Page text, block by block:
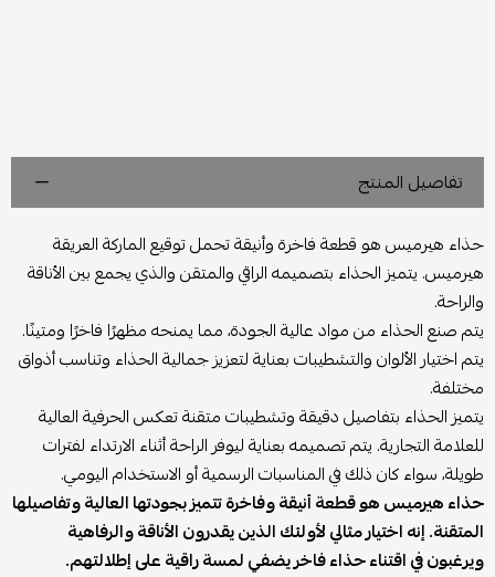
تفاصيل المنتج
حذاء هيرميس هو قطعة فاخرة وأنيقة تحمل توقيع الماركة العريقة
هيرميس. يتميز الحذاء بتصميمه الراقي والمتقن والذي يجمع بين الأناقة
والراحة.
يتم صنع الحذاء من مواد عالية الجودة، مما يمنحه مظهرًا فاخرًا ومتينًا.
يتم اختيار الألوان والتشطيبات بعناية لتعزيز جمالية الحذاء وتناسب أذواق
مختلفة.
يتميز الحذاء بتفاصيل دقيقة وتشطيبات متقنة تعكس الحرفية العالية
للعلامة التجارية. يتم تصميمه بعناية ليوفر الراحة أثناء الارتداء لفترات
طويلة، سواء كان ذلك في المناسبات الرسمية أو الاستخدام اليومي.
حذاء هيرميس هو قطعة أنيقة وفاخرة تتميز بجودتها العالية وتفاصيلها
المتقنة. إنه اختيار مثالي لأولئك الذين يقدرون الأناقة والرفاهية
ويرغبون في اقتناء حذاء فاخر يضفي لمسة راقية على إطلالتهم.